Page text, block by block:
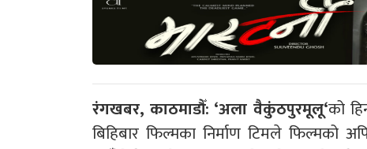
रंगखबर, काठमाडौँ: ‘अला वैकुंठपुरमूलू‘को
बिहिबार फिल्मका निर्माण टिमले फिल्मको